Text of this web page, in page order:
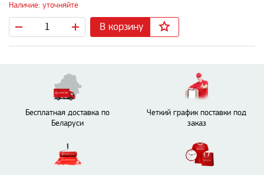
Наличие: уточняйте
В корзину
Бесплатная доставка по
Беларуси
Четкий график поставки под
заказ